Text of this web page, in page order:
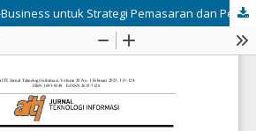
Analisis Strategis e-Business untuk Strategi Pemasaran dan Penjualan